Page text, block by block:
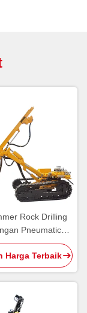
Rock Drilling
Pneumatic
Yang Sangat
Efisien
Harga Terbaik